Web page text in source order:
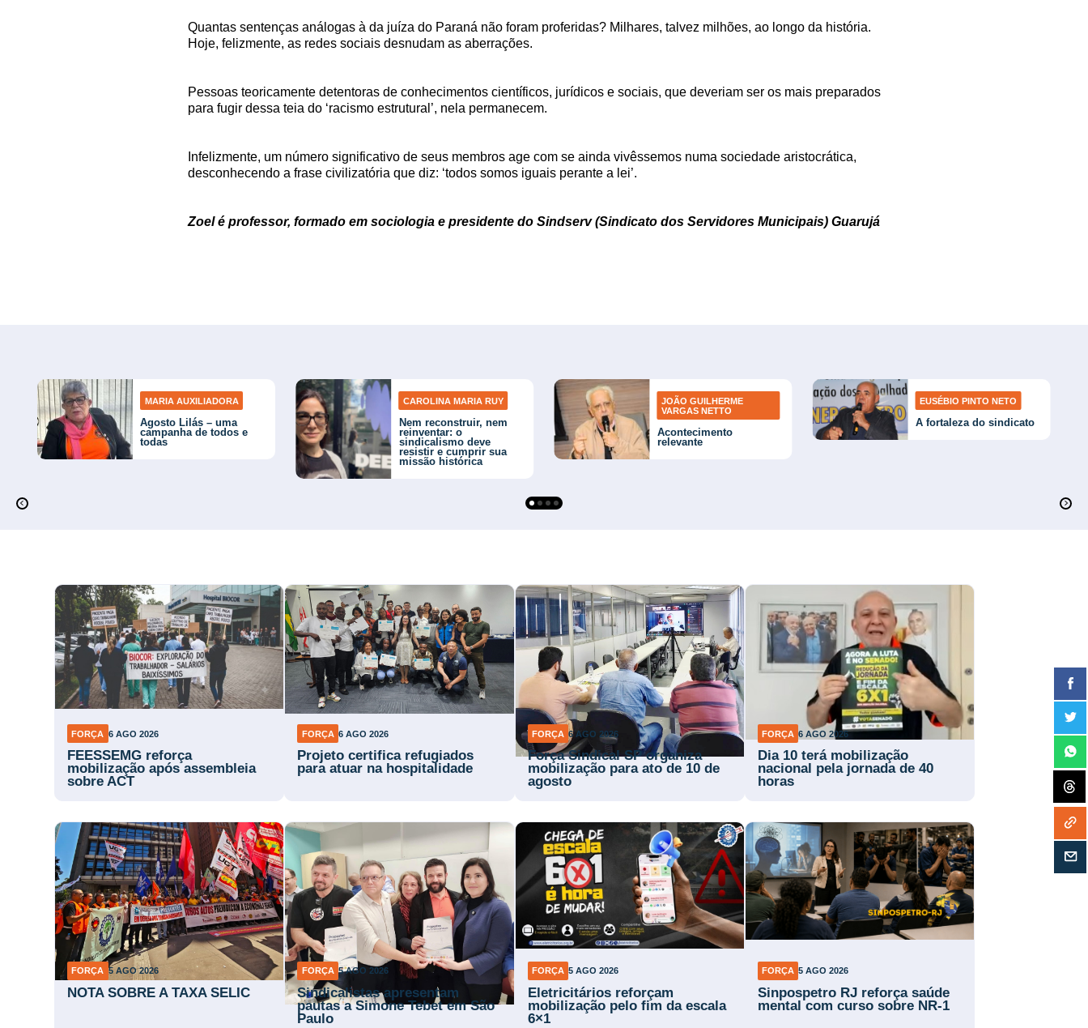
Quantas sentenças análogas à da juíza do Paraná não foram proferidas? Milhares, talvez milhões, ao longo da história.
Hoje, felizmente, as redes sociais desnudam as aberrações.
Pessoas teoricamente detentoras de conhecimentos científicos, jurídicos e sociais, que deveriam ser os mais preparados
para fugir dessa teia do ‘racismo estrutural’, nela permanecem.
Infelizmente, um número significativo de seus membros age com se ainda vivêssemos numa sociedade aristocrática,
desconhecendo a frase civilizatória que diz: ‘todos somos iguais perante a lei’.
Zoel é professor, formado em sociologia e presidente do Sindserv (Sindicato dos Servidores Municipais) Guarujá
MARIA AUXILIADORA
Agosto Lilás – uma
campanha de todos e
todas
CAROLINA MARIA RUY
Nem reconstruir, nem
reinventar: o
sindicalismo deve
resistir e cumprir sua
missão histórica
JOÃO GUILHERME
VARGAS NETTO
Acontecimento
relevante
EUSÉBIO PINTO NETO
A fortaleza do sindicato
FORÇA 6 AGO 2026
FEESSEMG reforça
mobilização após assembleia
sobre ACT
FORÇA 6 AGO 2026
Projeto certifica refugiados
para atuar na hospitalidade
FORÇA 6 AGO 2026
Força Sindical SP organiza
mobilização para ato de 10 de
agosto
FORÇA 6 AGO 2026
Dia 10 terá mobilização
nacional pela jornada de 40
horas
FORÇA 5 AGO 2026
NOTA SOBRE A TAXA SELIC
FORÇA 5 AGO 2026
Sindicalistas apresentam
pautas a Simone Tebet em São
Paulo
FORÇA 5 AGO 2026
Eletricitários reforçam
mobilização pelo fim da escala
6×1
FORÇA 5 AGO 2026
Sinpospetro RJ reforça saúde
mental com curso sobre NR-1